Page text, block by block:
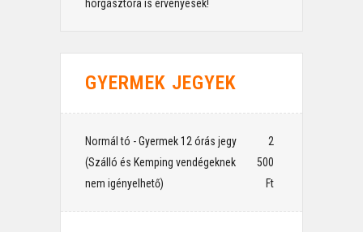
horgásztóra is érvényesek!
GYERMEK JEGYEK
Normál tó - Gyermek 12 órás jegy
(Szálló és Kemping vendégeknek
nem igényelhető)
⠀2
500
Ft